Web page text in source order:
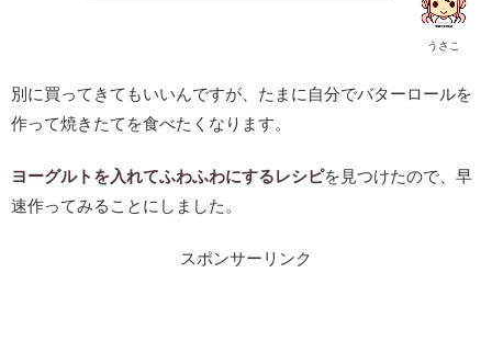
うさこ
別に買ってきてもいいんですが、たまに自分でバターロールを
作って焼きたてを食べたくなります。
ヨーグルトを入れてふわふわにするレシピを見つけたので、早
速作ってみることにしました。
スポンサーリンク